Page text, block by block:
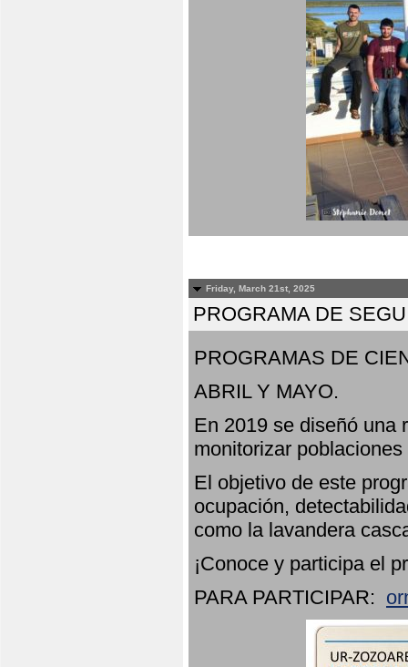
Friday, March 21st, 2025
PROGRAMA DE
PROGRAMAS DE
ABRIL Y MAYO.
En 2019 se diseñó una
monitorizar
El objetivo de este
ocupación,
como la lavandera
¡Conoce y participa el
PARA PARTICIPAR: